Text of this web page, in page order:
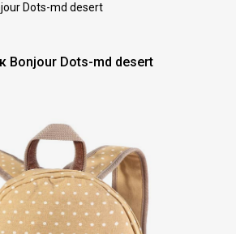
Dots-md desert
Bonjour Dots-md desert